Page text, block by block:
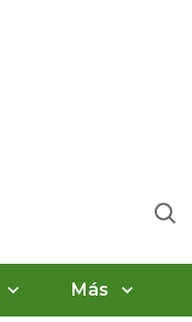
Buscar
Más